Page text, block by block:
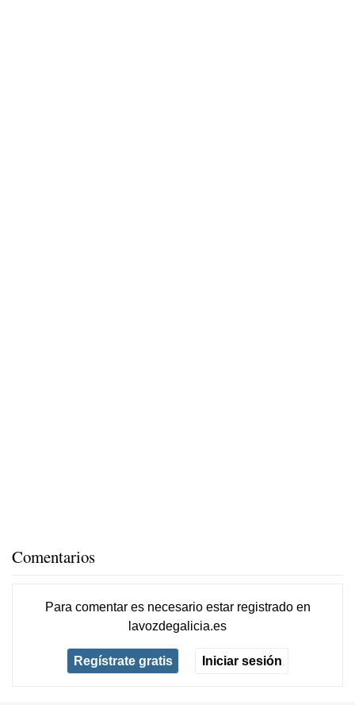
Comentarios
Para comentar es necesario estar registradoen
lavozdegalicia.es
Regístrate gratis Iniciar sesión